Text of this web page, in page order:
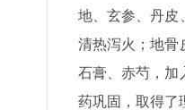
地、玄参、丹皮
清热泻火；地骨
石膏、赤芍，加
药巩固，取得了